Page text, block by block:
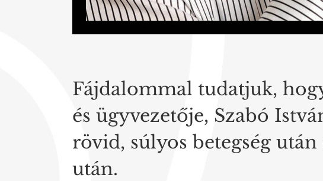
Fájdalommal tudatjuk,
és ügyvezetője, Szabó
rövid, súlyos betegség
után.